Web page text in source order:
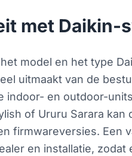
met Daikin-
model en het type
uitmaakt van de
indoor- en outdoor-
of Ururu Sarara
firmwareversies. Een
en installatie,